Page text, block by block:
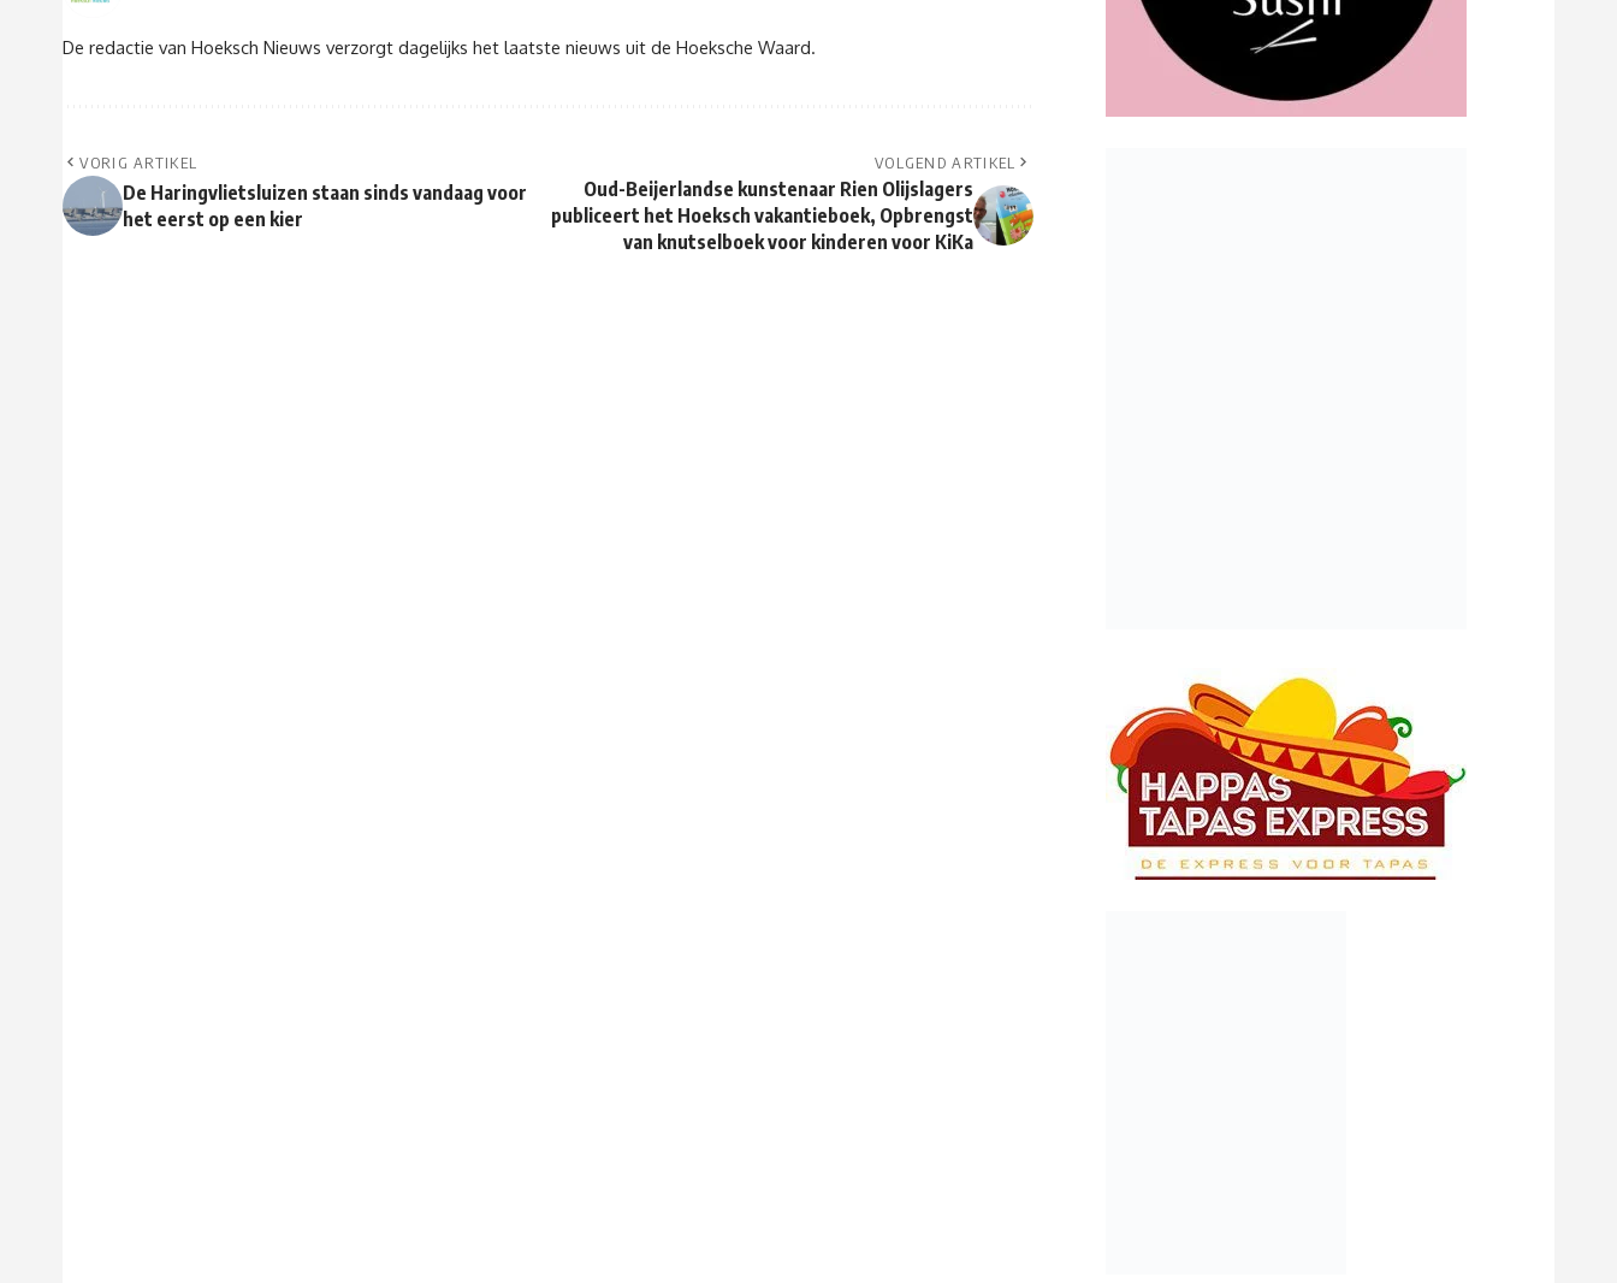
De redactie van Hoeksch Nieuws verzorgt dagelijks het laatste nieuws uit de Hoeksche Waard.
VORIG ARTIKEL
De Haringvlietsluizen staan sinds vandaag voor
het eerst op een kier
VOLGEND ARTIKEL
Oud-Beijerlandse kunstenaar Rien Olijslagers
publiceert het Hoeksch vakantieboek, Opbrengst
van knutselboek voor kinderen voor KiKa